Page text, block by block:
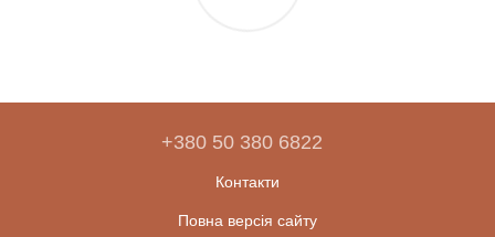
+380 50 380 6822
Контакти
Повна версія сайту